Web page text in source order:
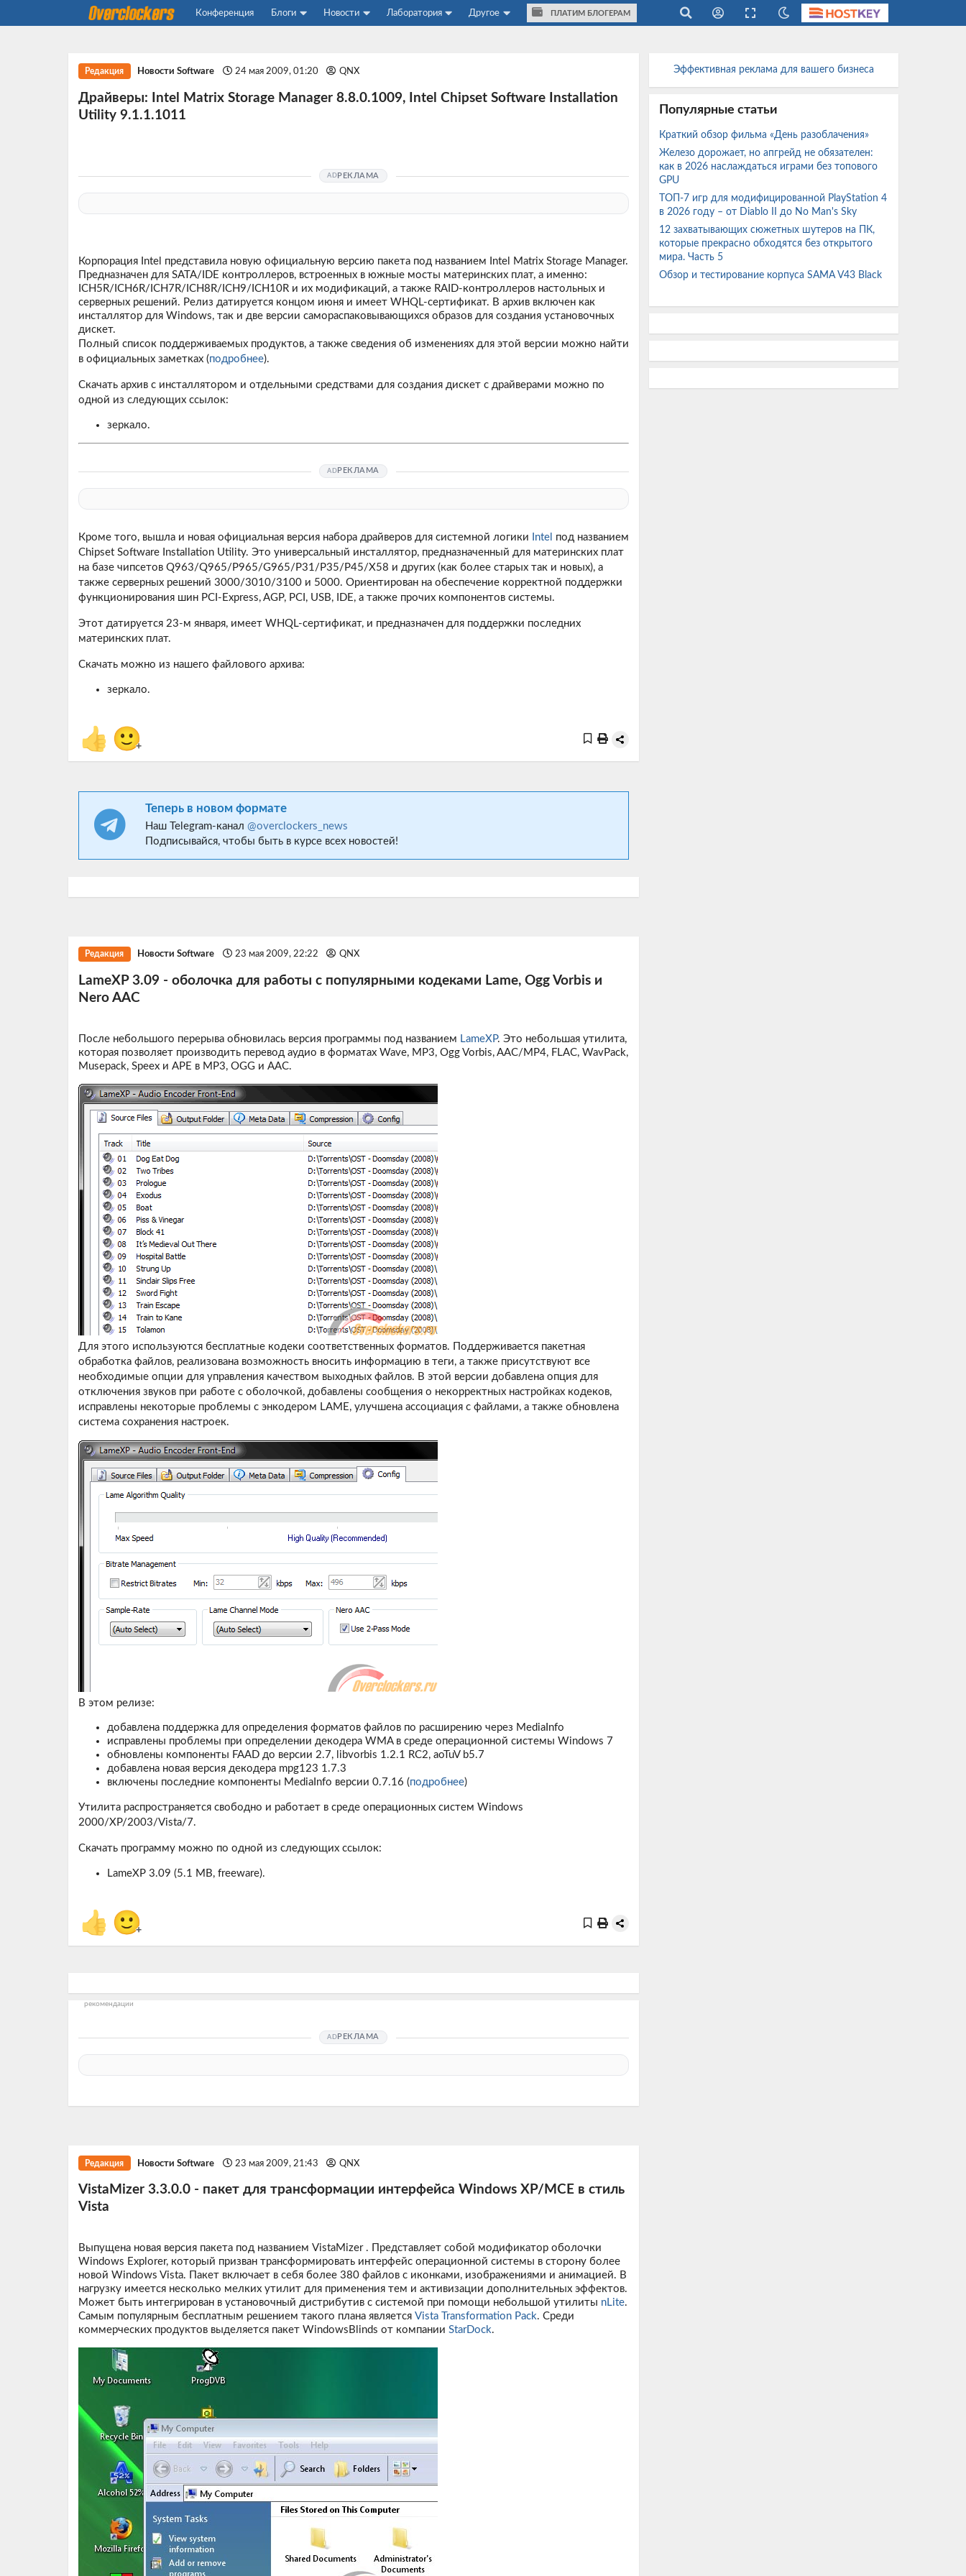
Конференция Блоги Новости Лаборатория Другое ПЛАТИМ БЛОГЕРАМ
Редакция Новости Software 24 мая 2009, 01:20 QNX
Драйверы: Intel Matrix Storage Manager 8.8.0.1009, Intel Chipset Software Installation
Utility 9.1.1.1011
РЕКЛАМА
Корпорация Intel представила новую официальную версию пакета под названием Intel Matrix Storage Manager.
Предназначен для SATA/IDE контроллеров, встроенных в южные мосты материнских плат, а именно:
ICH5R/ICH6R/ICH7R/ICH8R/ICH9/ICH10R и их модификаций, а также RAID-контроллеров настольных и
серверных решений. Релиз датируется концом июня и имеет WHQL-сертификат. В архив включен как
инсталлятор для Windows, так и две версии самораспаковывающихся образов для создания установочных
дискет.
Полный список поддерживаемых продуктов, а также сведения об изменениях для этой версии можно найти
в официальных заметках (подробнее).
Скачать архив с инсталлятором и отдельными средствами для создания дискет с драйверами можно по
одной из следующих ссылок:
зеркало.
РЕКЛАМА
Кроме того, вышла и новая официальная версия набора драйверов для системной логики Intel под названием
Chipset Software Installation Utility. Это универсальный инсталлятор, предназначенный для материнских плат
на базе чипсетов Q963/Q965/P965/G965/P31/P35/P45/X58 и других (как более старых так и новых), а
также серверных решений 3000/3010/3100 и 5000. Ориентирован на обеспечение корректной поддержки
функционирования шин PCI-Express, AGP, PCI, USB, IDE, а также прочих компонентов системы.
Этот датируется 23-м января, имеет WHQL-сертификат, и предназначен для поддержки последних
материнских плат.
Скачать можно из нашего файлового архива:
зеркало.
👍 🙂+
Теперь в новом формате
Наш Telegram-канал @overclockers_news
Подписывайся, чтобы быть в курсе всех новостей!
Редакция Новости Software 23 мая 2009, 22:22 QNX
LameXP 3.09 - оболочка для работы с популярными кодеками Lame, Ogg Vorbis и
Nero AAC
После небольшого перерыва обновилась версия программы под названием LameXP. Это небольшая утилита,
которая позволяет производить перевод аудио в форматах Wave, MP3, Ogg Vorbis, AAC/MP4, FLAC, WavPack,
Musepack, Speex и APE в MP3, OGG и AAC.
Для этого используются бесплатные кодеки соответственных форматов. Поддерживается пакетная
обработка файлов, реализована возможность вносить информацию в теги, а также присутствуют все
необходимые опции для управления качеством выходных файлов. В этой версии добавлена опция для
отключения звуков при работе с оболочкой, добавлены сообщения о некорректных настройках кодеков,
исправлены некоторые проблемы с энкодером LAME, улучшена ассоциация с файлами, а также обновлена
система сохранения настроек.
В этом релизе:
добавлена поддержка для определения форматов файлов по расширению через MediaInfo
исправлены проблемы при определении декодера WMA в среде операционной системы Windows 7
обновлены компоненты FAAD до версии 2.7, libvorbis 1.2.1 RC2, aoTuV b5.7
добавлена новая версия декодера mpg123 1.7.3
включены последние компоненты MediaInfo версии 0.7.16 (подробнее)
Утилита распространяется свободно и работает в среде операционных систем Windows
2000/XP/2003/Vista/7.
Скачать программу можно по одной из следующих ссылок:
LameXP 3.09 (5.1 MB, freeware).
👍 🙂
+
рекомендации
РЕКЛАМА
Редакция Новости Software 23 мая 2009, 21:43 QNX
VistaMizer 3.3.0.0 - пакет для трансформации интерфейса Windows XP/MCE в стиль
Vista
Выпущена новая версия пакета под названием VistaMizer. Представляет собой модификатор оболочки
Windows Explorer, который призван трансформировать интерфейс операционной системы в сторону более
новой Windows Vista. Пакет включает в себя более 380 файлов с иконками, изображениями и анимацией. В
нагрузку имеется несколько мелких утилит для применения тем и активизации дополнительных эффектов.
Может быть интегрирован в установочный дистрибутив с системой при помощи небольшой утилиты nLite.
Самым популярным бесплатным решением такого плана является Vista Transformation Pack. Среди
коммерческих продуктов выделяется пакет WindowsBlinds от компании StarDock.
Эффективная реклама для вашего бизнеса
Популярные статьи
Краткий обзор фильма «День разоблачения»
Железо дорожает, но апгрейд не обязателен:
как в 2026 наслаждаться играми без топового
GPU
ТОП-7 игр для модифицированной PlayStation 4
в 2026 году – от Diablo II до No Man's Sky
12 захватывающих сюжетных шутеров на ПК,
которые прекрасно обходятся без открытого
мира. Часть 5
Обзор и тестирование корпуса SAMA V43 Black